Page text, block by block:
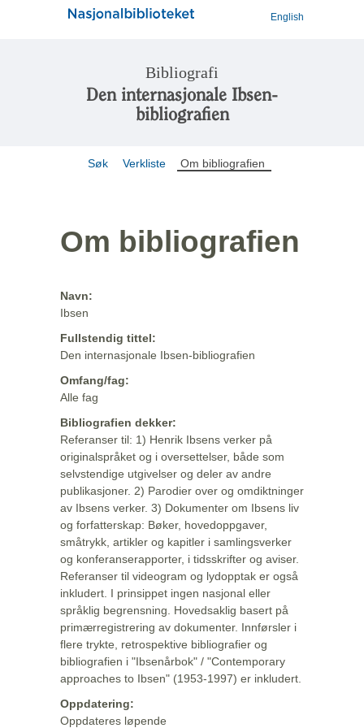
English
Bibliografi
Den internasjonale Ibsen-
bibliografien
Søk Verkliste Om bibliografien
Om bibliografien
Navn:
Ibsen
Fullstendig tittel:
Den internasjonale Ibsen-bibliografien
Omfang/fag:
Alle fag
Bibliografien dekker:
Referanser til: 1) Henrik Ibsens verker på
originalspråket og i oversettelser, både som
selvstendige utgivelser og deler av andre
publikasjoner. 2) Parodier over og omdiktninger
av Ibsens verker. 3) Dokumenter om Ibsens liv
og forfatterskap: Bøker, hovedoppgaver,
småtrykk, artikler og kapitler i samlingsverker
og konferanserapporter, i tidsskrifter og aviser.
Referanser til videogram og lydopptak er også
inkludert. I prinsippet ingen nasjonal eller
språklig begrensning. Hovedsaklig basert på
primærregistrering av dokumenter. Innførsler i
flere trykte, retrospektive bibliografier og
bibliografien i "Ibsenårbok" / "Contemporary
approaches to Ibsen" (1953-1997) er inkludert.
Oppdatering:
Oppdateres løpende